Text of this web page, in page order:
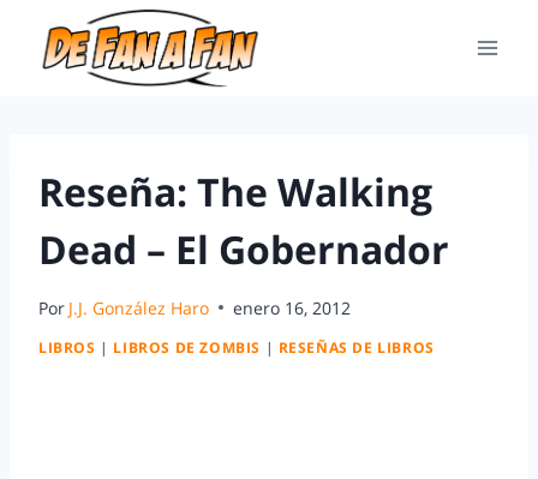
Reseña: The Walking
Dead – El Gobernador
Por J.J. González Haro enero 16, 2012
LIBROS | LIBROS DE ZOMBIS | RESEÑAS DE LIBROS